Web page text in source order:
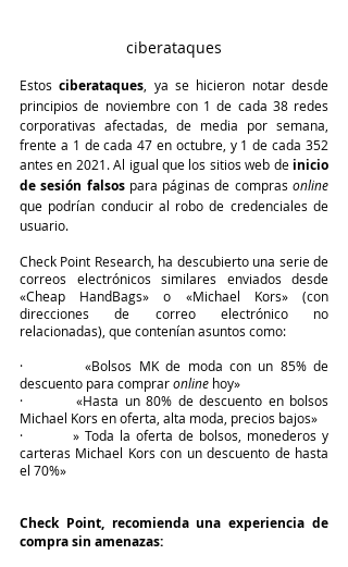
ciberataques
Estos ciberataques , ya se hicieron notar desde
principios de noviembre con 1 de cada 38 redes
corporativas afectadas, de media por semana,
frente a 1 de cada 47 en octubre, y 1 de cada 352
antes en 2021. Al igual que los sitios web de inicio
de sesión falsos para páginas de compras online
que podrían conducir al robo de credenciales de
usuario.
Check Point Research, ha descubierto una serie de
correos electrónicos similares enviados desde
«Cheap HandBags» o «Michael Kors» (con
direcciones de correo electrónico no
relacionadas), que contenían asuntos como:
·         «Bolsos MK de moda con un 85% de
descuento para comprar online hoy»
·         «Hasta un 80% de descuento en bolsos
Michael Kors en oferta, alta moda, precios bajos»
·         » Toda la oferta de bolsos, monederos y
carteras Michael Kors con un descuento de hasta
el 70%»
Check Point, recomienda una experiencia de
compra sin amenazas: